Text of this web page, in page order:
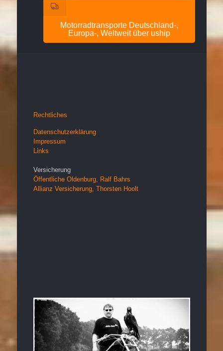
Motorradtransporte Deutschland-,
Europa-, Weltweit über uship
Rechtliches
Datenschutzerklärung
Impressum
Links
Versicherung
Öffentliche Oldenburg, Ralf Bahrs
Allianz Versicherung, Thorsten Hoolt